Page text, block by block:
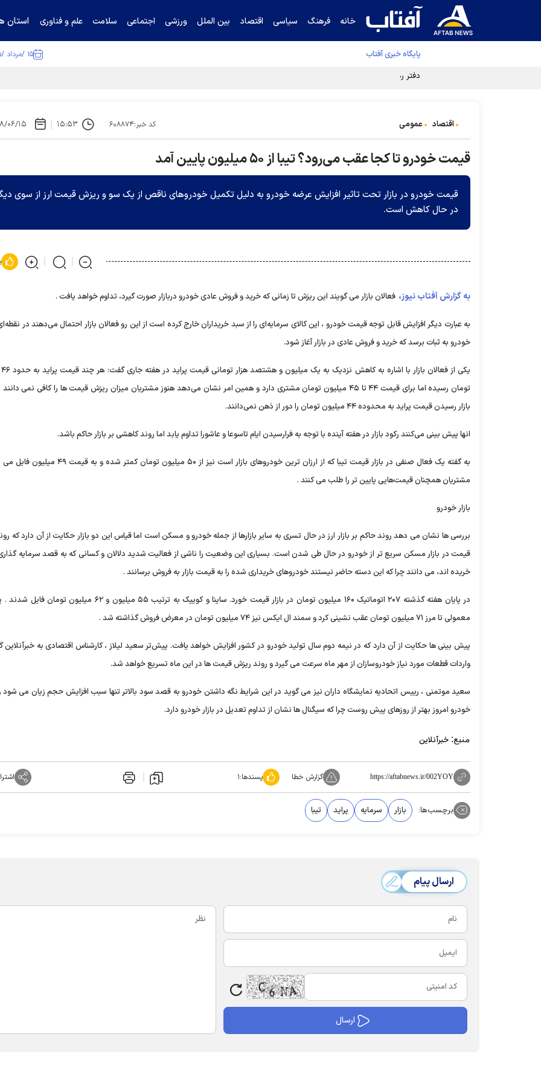
خانه فرهنگ سیاسی اقتصاد بین الملل ورزشی اجتماعی سلامت علم و فناوری استان
پایگاه خبری آفتاب ۱۵ /مرداد /۱۴۰۵
دفتر رهبر انقلاب ادعای خرازی درباره پزشکیان را تکذیب کرد
اقتصاد عمومی کد خبر:۶۰۸۸۷۴ ۱۵:۵۳ ۱۳۹۸/
قیمت خودرو تا کجا عقب‌ می‌رود؟ تیبا از ۵۰ میلیون پایین آمد
قیمت خودرو در بازار تحت تاثیر افزایش عرضه خودرو به دلیل تکمیل خودروهای ناقص از یک سو و ریزش قیمت ارز از سوی
در حال کاهش است.
به گزارش آفتاب نیوز، فعالان بازار می گویند این ریزش تا زمانی که خرید و فروش عادی خودرو دربازار صورت گیرد، تداوم خواهد یافت .
به عبارت دیگر افزایش قابل توجه قیمت خودرو ، این کالای سرمایه‌ای را از سبد خریداران خارج کرده است از این رو فعالان بازار احتمال می‌دهند در
خودرو به ثبات برسد که خرید و فروش عادی در بازار آغاز شود.
یکی
تومان رسیده اما برای قیمت ۴۴ تا ۴۵ میلیون تومان مشتری دارد و همین امر نشان می‌دهد هنوز مشتریان میزان ریزش قیمت ها را کافی نمی
بازار رسیدن قیمت پراید به محدوده ۴۴ میلیون تومان را دور از ذهن نمی‌دانند.
انها پیش بینی می‌کنند رکود بازار در هفته آینده با توجه به فرارسیدن ایام تاسوعا و عاشورا تداوم یابد اما روند کاهشی بر بازار حاکم باشد.
به گفته یک فعال صنفی در بازار قیمت تیبا که از ارزان ترین خودروهای بازار است نیز از ۵۰ میلیون
مشتریان همچنان قیمت‌هایی پایین تر را طلب می کنند .
بازار خودرو
بررسی ها نشان می دهد روند حاکم بر بازار ارز در حال تسری به سایر بازارها از جمله خودرو و مسکن است اما قیاس این دو بازار حکایت از آن دارد که
قیمت در بازار مسکن سریع تر از خودرو در حال طی شدن است. بسیاری این وضعیت را ناشی از فعالیت شدید دلالان و کسانی که به قصد سرمایه
خریده اند، می دانند چرا که این دسته حاضر نیستند خودروهای خریداری شده را به قیمت بازار به فروش برسانند .
معمولی تا مرز ۷۱ میلیون تومان عقب نشینی کرد و سمند ال ایکس نیز ۷۴ میلیون تومان در معرض فروش گذاشته شد .
پیش بینی ها حکایت از آن دارد که در نیمه دوم سال تولید خودرو در کشور افزایش خواهد یافت. پیش‌تر سعید لیلاز ، کارشناس اقتصادی به خبرآنلاین
واردات قطعات مورد نیاز خودروسازان از مهر ماه سرعت می گیرد و روند ریزش قیمت ها در این ماه تسریع خواهد شد.
سعید موتمنی ، رییس اتحادیه نمایشگاه داران نیز می گوید در این شرایط نگه داشتن خودرو به قصد سود بالاتر تنها سبب افزایش حجم زیان می
خودرو امروز بهتر از روزهای پیش روست چرا که سیگنال ها نشان از تداوم تعدیل در بازار خودرو دارد.
منبع: خبرآنلاین
https://aftabnews.ir/002YOY گزارش خطا پسندها:۱
برچسب‌ها: بازار سرمایه پراید تیبا
ارسال پیام